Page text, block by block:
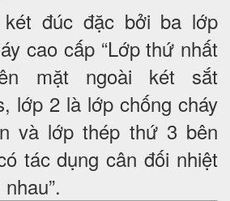
két đúc đặc bởi ba lớp
cao cấp “Lớp thứ nhất
mặt ngoài két sắt
lớp 2 là lớp chống cháy
và lớp thép thứ 3 bên
tác dụng cân đối nhiệt